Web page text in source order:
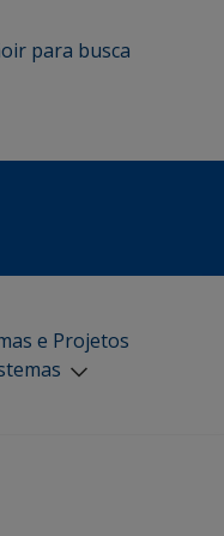
ir para busca
e Projetos